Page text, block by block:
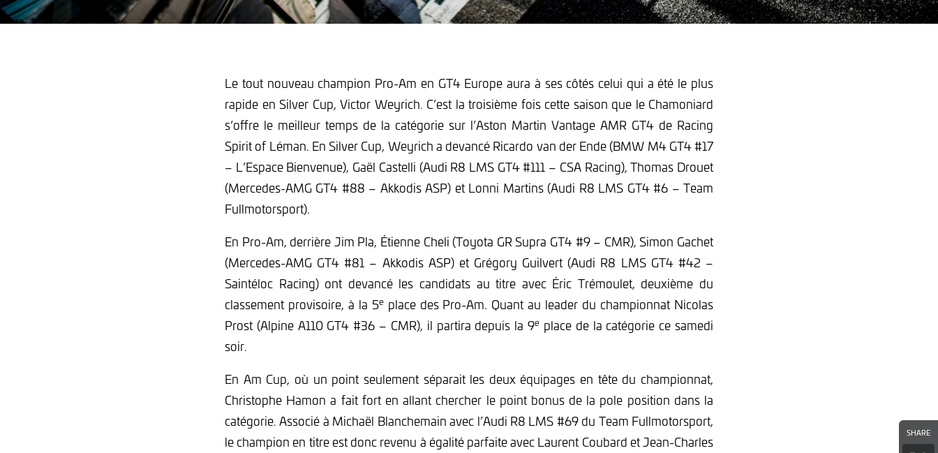
SHARE
Le tout nouveau champion Pro-Am en GT4 Europe aura à ses côtés celui qui a été le plus
rapide en Silver Cup, Victor Weyrich. C’est la troisième fois cette saison que le Chamoniard
s’offre le meilleur temps de la catégorie sur l’Aston Martin Vantage AMR GT4 de Racing
Spirit of Léman. En Silver Cup, Weyrich a devancé Ricardo van der Ende (BMW M4 GT4 #17
– L’Espace Bienvenue), Gaël Castelli (Audi R8 LMS GT4 #111 – CSA Racing), Thomas Drouet
(Mercedes-AMG GT4 #88 – Akkodis ASP) et Lonni Martins (Audi R8 LMS GT4 #6 – Team
Fullmotorsport).
En Pro-Am, derrière Jim Pla, Étienne Cheli (Toyota GR Supra GT4 #9 – CMR), Simon Gachet
(Mercedes-AMG GT4 #81 – Akkodis ASP) et Grégory Guilvert (Audi R8 LMS GT4 #42 –
Saintéloc Racing) ont devancé les candidats au titre avec Éric Trémoulet, deuxième du
classement provisoire, à la 5eplace des Pro-Am. Quant au leader du championnat Nicolas
Prost (Alpine A110 GT4 #36 – CMR), il partira depuis la 9e place de la catégorie ce samedi
soir.
En Am Cup, où un point seulement séparait les deux équipages en tête du championnat,
Christophe Hamon a fait fort en allant chercher le point bonus de la pole position dans la
catégorie. Associé à Michaël Blanchemain avec l’Audi R8 LMS #69 du Team Fullmotorsport,
le champion en titre est donc revenu à égalité parfaite avec Laurent Coubard et Jean-Charles